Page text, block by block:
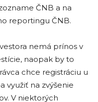
ČNB a na
reportingu ČNB.
nemá prínos v
naopak by to
chce registráciu u
využiť na zvýšenie
V niektorých